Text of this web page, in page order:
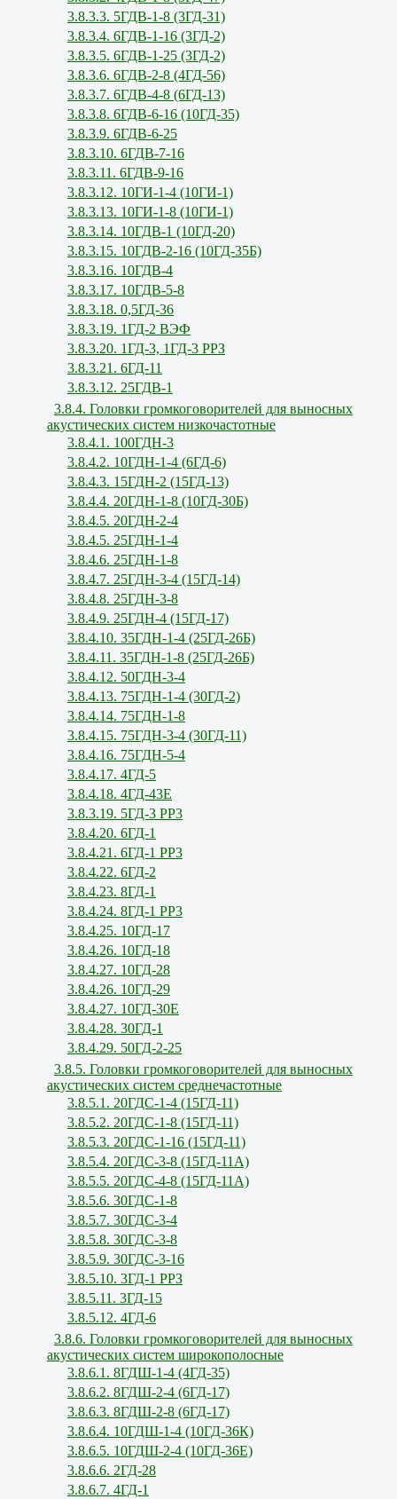
3.8.3.3. 5ГДВ-1-8 (3ГД-31)
3.8.3.4. 6ГДВ-1-16 (3ГД-2)
3.8.3.5. 6ГДВ-1-25 (3ГД-2)
3.8.3.6. 6ГДВ-2-8 (4ГД-56)
3.8.3.7. 6ГДВ-4-8 (6ГД-13)
3.8.3.8. 6ГДВ-6-16 (10ГД-35)
3.8.3.9. 6ГДВ-6-25
3.8.3.10. 6ГДВ-7-16
3.8.3.11. 6ГДВ-9-16
3.8.3.12. 10ГИ-1-4 (10ГИ-1)
3.8.3.13. 10ГИ-1-8 (10ГИ-1)
3.8.3.14. 10ГДВ-1 (10ГД-20)
3.8.3.15. 10ГДВ-2-16 (10ГД-35Б)
3.8.3.16. 10ГДВ-4
3.8.3.17. 10ГДВ-5-8
3.8.3.18. 0,5ГД-36
3.8.3.19. 1ГД-2 ВЭФ
3.8.3.20. 1ГД-3, 1ГД-3 РРЗ
3.8.3.21. 6ГД-11
3.8.3.12. 25ГДВ-1
3.8.4. Головки громкоговорителей для выносных
акустических систем низкочастотные
3.8.4.1. 100ГДН-3
3.8.4.2. 10ГДН-1-4 (6ГД-6)
3.8.4.3. 15ГДН-2 (15ГД-13)
3.8.4.4. 20ГДН-1-8 (10ГД-30Б)
3.8.4.5. 20ГДН-2-4
3.8.4.5. 25ГДН-1-4
3.8.4.6. 25ГДН-1-8
3.8.4.7. 25ГДН-3-4 (15ГД-14)
3.8.4.8. 25ГДН-3-8
3.8.4.9. 25ГДН-4 (15ГД-17)
3.8.4.10. 35ГДН-1-4 (25ГД-26Б)
3.8.4.11. 35ГДН-1-8 (25ГД-26Б)
3.8.4.12. 50ГДН-3-4
3.8.4.13. 75ГДН-1-4 (30ГД-2)
3.8.4.14. 75ГДН-1-8
3.8.4.15. 75ГДН-3-4 (30ГД-11)
3.8.4.16. 75ГДН-5-4
3.8.4.17. 4ГД-5
3.8.4.18. 4ГД-43Е
3.8.3.19. 5ГД-3 РР3
3.8.4.20. 6ГД-1
3.8.4.21. 6ГД-1 РР3
3.8.4.22. 6ГД-2
3.8.4.23. 8ГД-1
3.8.4.24. 8ГД-1 РР3
3.8.4.25. 10ГД-17
3.8.4.26. 10ГД-18
3.8.4.27. 10ГД-28
3.8.4.26. 10ГД-29
3.8.4.27. 10ГД-30Е
3.8.4.28. 30ГД-1
3.8.4.29. 50ГД-2-25
3.8.5. Головки громкоговорителей для выносных
акустических систем среднечастотные
3.8.5.1. 20ГДС-1-4 (15ГД-11)
3.8.5.2. 20ГДС-1-8 (15ГД-11)
3.8.5.3. 20ГДС-1-16 (15ГД-11)
3.8.5.4. 20ГДС-3-8 (15ГД-11А)
3.8.5.5. 20ГДС-4-8 (15ГД-11А)
3.8.5.6. 30ГДС-1-8
3.8.5.7. 30ГДС-3-4
3.8.5.8. 30ГДС-3-8
3.8.5.9. 30ГДС-3-16
3.8.5.10. 3ГД-1 РРЗ
3.8.5.11. 3ГД-15
3.8.5.12. 4ГД-6
3.8.6. Головки громкоговорителей для выносных
акустических систем широкополосные
3.8.6.1. 8ГДШ-1-4 (4ГД-35)
3.8.6.2. 8ГДШ-2-4 (6ГД-17)
3.8.6.3. 8ГДШ-2-8 (6ГД-17)
3.8.6.4. 10ГДШ-1-4 (10ГД-36К)
3.8.6.5. 10ГДШ-2-4 (10ГД-36Е)
3.8.6.6. 2ГД-28
3.8.6.7. 4ГД-1